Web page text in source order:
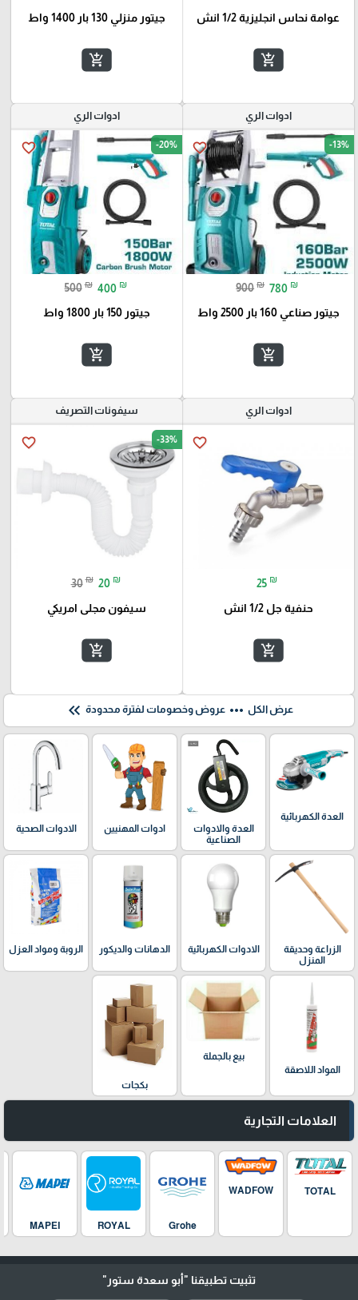
عوامة نحاس انجليزية 1/2 انش
add_shopping_cart
جيتور منزلي 130 بار 1400 واط
add_shopping_cart
ادوات الري
favorite_border -13%
900 ₪ 780 ₪
جيتور صناعي 160 بار 2500 واط
add_shopping_cart
ادوات الري
favorite_border -20%
500 ₪ 400 ₪
جيتور 150 بار 1800 واط
add_shopping_cart
ادوات الري
favorite_border
25 ₪
حنفية جل 1/2 انش
add_shopping_cart
سيفونات التصريف
favorite_border -33%
30 ₪ 20 ₪
سيفون مجلى امريكي
add_shopping_cart
عرض الكل more_horiz عروض وخصومات لفترة محدودة keyboard_double_arrow_left
العدة الكهربائية
العدة والادوات
الصناعية
ادوات المهنيين الادوات الصحية
الزراعة وحديقة
المنزل
الادوات الكهربائية الدهانات والديكور الروبة ومواد العزل
المواد اللاصقة
بيع بالجملة
بكجات
العلامات التجارية
TOTAL
WADFOW
Grohe
ROYAL
MAPEI
تثبيت تطبيقنا "أبو سعدة ستور"